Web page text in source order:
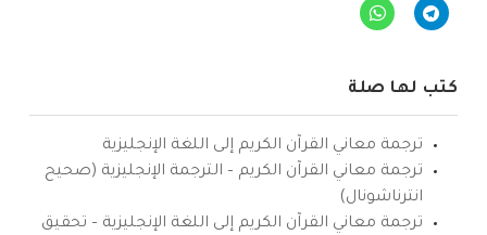
كتب لها صلة
ترجمة معاني القرآن الكريم إلى اللغة الإنجليزية
ترجمة معاني القرآن الكريم – الترجمة الإنجليزية (صحيح
انترناشونال)
ترجمة معاني القرآن الكريم إلى اللغة الإنجليزية – تحقيق